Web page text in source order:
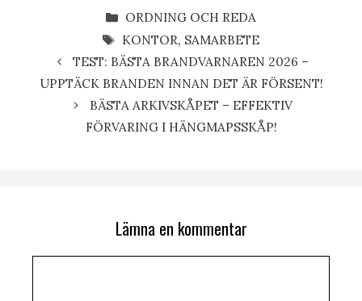
KATEGORIER
ORDNING OCH REDA
ETIKETTER
KONTOR, SAMARBETE
TEST: BÄSTA BRANDVARNAREN 2026 –
UPPTÄCK BRANDEN INNAN DET ÄR FÖRSENT!
BÄSTA ARKIVSKÅPET – EFFEKTIV
FÖRVARING I HÄNGMAPSSKÅP!
Lämna en kommentar